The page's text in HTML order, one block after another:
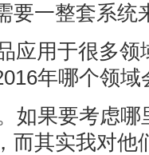
要一整套系统
应用于很多
年哪个领域
如果要考虑
而其实我对他